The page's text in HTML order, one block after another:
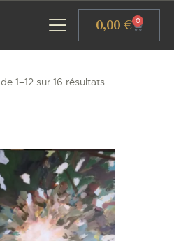
0,00€ 0
1–12 sur 16 résultats